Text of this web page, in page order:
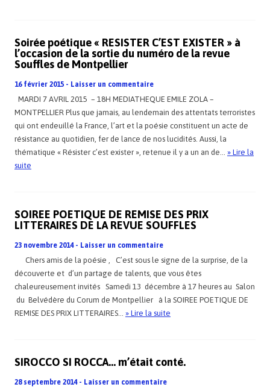
Soirée poétique « RESISTER C’EST EXISTER » à
l’occasion de la sortie du numéro de la revue
Souffles de Montpellier
16 février 2015 - Laisser un commentaire
MARDI 7 AVRIL 2015 – 18H MEDIATHEQUE EMILE ZOLA –
MONTPELLIER Plus que jamais, au lendemain des attentats terroristes
qui ont endeuillé la France, l’art et la poésie constituent un acte de
résistance au quotidien, fer de lance de nos lucidités. Aussi, la
thématique « Résister c’est exister », retenue il y a un an de… » Lire la
suite
SOIREE POETIQUE DE REMISE DES PRIX
LITTERAIRES DE LA REVUE SOUFFLES
23 novembre 2014 - Laisser un commentaire
Chers amis de la poésie , C’est sous le signe de la surprise, de la
découverte et d’un partage de talents, que vous êtes
chaleureusement invités Samedi 13 décembre à 17 heures au Salon
du Belvédère du Corum de Montpellier à la SOIREE POETIQUE DE
REMISE DES PRIX LITTERAIRES… » Lire la suite
SIROCCO SI ROCCA… m’était conté.
28 septembre 2014 - Laisser un commentaire